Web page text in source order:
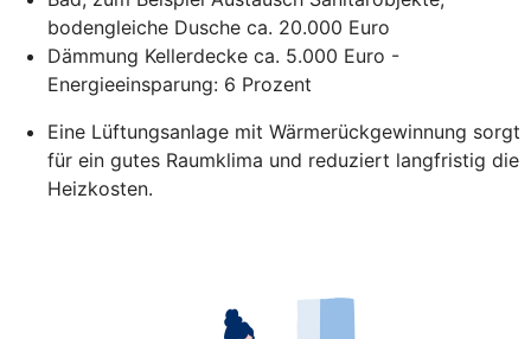
bodengleiche Dusche ca. 20.000 Euro
Dämmung Kellerdecke ca. 5.000 Euro -
Energieeinsparung: 6 Prozent
Eine Lüftungsanlage mit Wärmerückgewinnung sorgt
für ein gutes Raumklima und reduziert langfristig die
Heizkosten.